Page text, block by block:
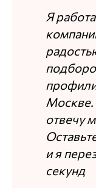
Я
Москве.
отвечу
и я
секунд